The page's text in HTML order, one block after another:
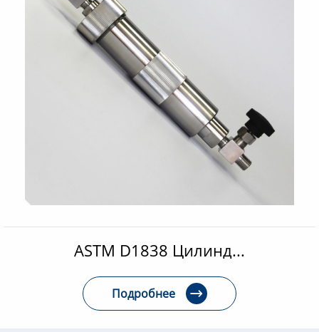
ASTM D1838 Цилинд...
Подробнее 